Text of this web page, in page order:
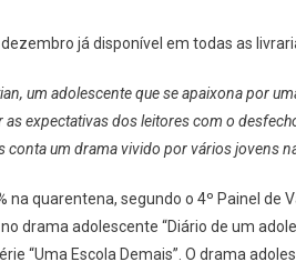
De
Para
Os
Jovens
já disponível em todas as
um adolescente que se apaixona por
expectativas dos leitores com o
conta um drama vivido por vários jovens
na quarentena, segundo o 4º Painel de
drama adolescente “Diário de um
“Uma Escola Demais”. O drama